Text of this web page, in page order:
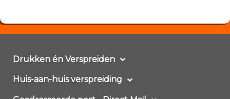
Drukken én Verspreiden
Huis-aan-huis verspreiding